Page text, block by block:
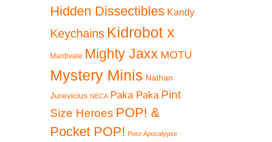
Hidden Dissectibles Kandy
Keychains Kidrobot x
Mardivale Mighty Jaxx MOTU
Mystery Minis Nathan
Jurevicius NECA Paka Paka Pint
Size Heroes POP! &
Pocket POP! Post-Apocalypse